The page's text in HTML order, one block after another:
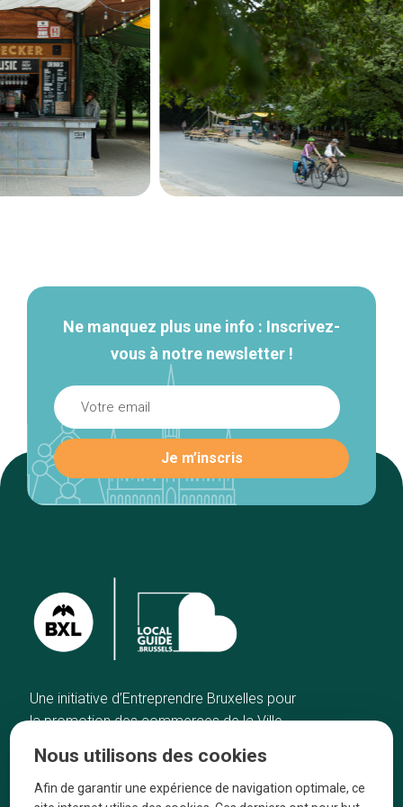
Ne manquez plus une info : Inscrivez-
vous à notre newsletter !
Une initiative d’Entreprendre Bruxelles pour
la promotion des commerces de la Ville
Accueil
Bonnes adresses
Artisans
A propos
Nous utilisons des cookies
Afin de garantir une expérience de navigation optimale, ce